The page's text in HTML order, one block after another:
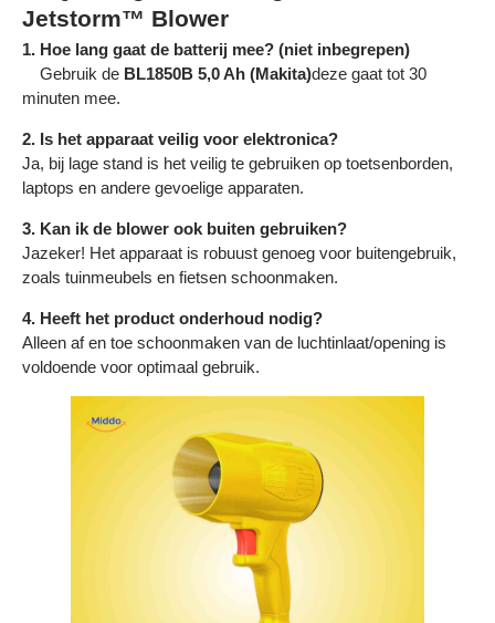
Jetstorm™ Blower
1. Hoe lang gaat de batterij mee? (niet inbegrepen)
Gebruik de BL1850B 5,0 Ah (Makita)deze gaat tot 30
minuten mee.
2. Is het apparaat veilig voor elektronica?
Ja, bij lage stand is het veilig te gebruiken op toetsenborden,
laptops en andere gevoelige apparaten.
3. Kan ik de blower ook buiten gebruiken?
Jazeker! Het apparaat is robuust genoeg voor buitengebruik,
zoals tuinmeubels en fietsen schoonmaken.
4. Heeft het product onderhoud nodig?
Alleen af en toe schoonmaken van de luchtinlaat/opening is
voldoende voor optimaal gebruik.